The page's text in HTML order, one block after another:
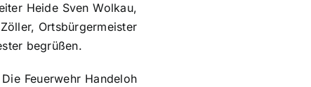
Heide Sven Wolkau,
Ortsbürgermeister
begrüßen.
Feuerwehr Handeloh